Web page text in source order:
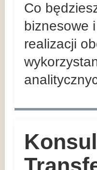
Co
biznesowe
realizacji